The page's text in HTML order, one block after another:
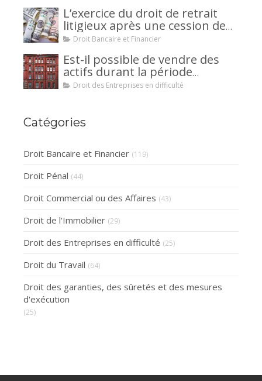
L’exercice du droit de retrait
litigieux après une cession de
créance : un mécanisme
la caution.
Droit Bancaire et Financier
Est-il possible de vendre des
actifs durant la période
d’observation d’un
Droit des Entreprises en difficulté
Catégories
Droit Bancaire et Financier (119)
Droit Pénal (44)
Droit Commercial ou des Affaires (43)
Droit de l'Immobilier (29)
Droit des Entreprises en difficulté (25)
Droit du Travail (64)
Droit des garanties, des sûretés et des mesures
d'exécution
(25)